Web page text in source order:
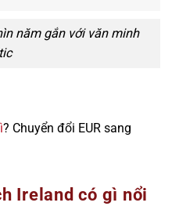
năm gắn với văn minh
? Chuyển đổi EUR sang
Ireland có gì nổi